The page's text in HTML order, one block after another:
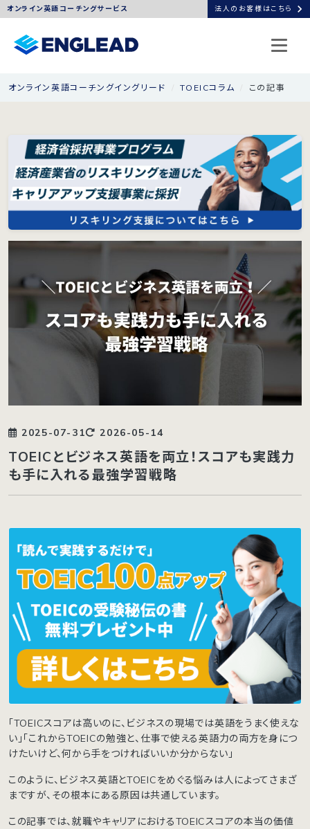
オンライン英語コーチングサービス 法人のお客様はこちら chevron_right
オンライン英語コーチングイングリード TOEICコラム この記事
2025-07-31 2026-05-14
TOEICとビジネス英語を両立！スコアも実践力
も手に入れる最強学習戦略
「TOEICスコアは高いのに、ビジネスの現場では英語をうまく使えな
い」「これからTOEICの勉強と、仕事で使える英語力の両方を身につ
けたいけど、何から手をつければいいか分からない」
このように、ビジネス英語とTOEICをめぐる悩みは人によってさまざ
まですが、その根本にある原因は共通しています。
この記事では、就職やキャリアにおけるTOEICスコアの本当の価値